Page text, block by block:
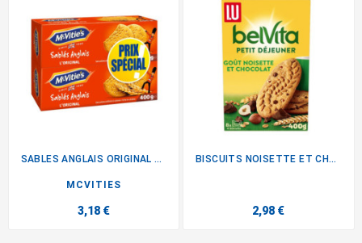
SABLES ANGLAIS ORIGINAL X2
MCVITIES
3,18 €
BISCUITS NOISETTE ET CHOCOLAT
2,98 €